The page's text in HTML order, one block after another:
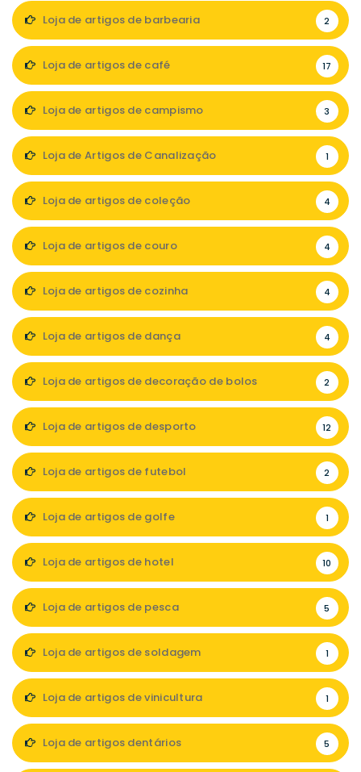
Loja de artigos de barbearia 2
Loja de artigos de café 17
Loja de artigos de campismo 3
Loja de Artigos de Canalização 1
Loja de artigos de coleção 4
Loja de artigos de couro 4
Loja de artigos de cozinha 4
Loja de artigos de dança 4
Loja de artigos de decoração de bolos 2
Loja de artigos de desporto 12
Loja de artigos de futebol 2
Loja de artigos de golfe 1
Loja de artigos de hotel 10
Loja de artigos de pesca 5
Loja de artigos de soldagem 1
Loja de artigos de vinicultura 1
Loja de artigos dentários 5